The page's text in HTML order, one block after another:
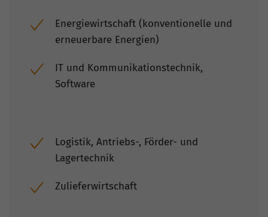
Energiewirtschaft (konventionelle und
erneuerbare Energien)
IT und Kommunikationstechnik,
Software
Logistik, Antriebs-, Förder- und
Lagertechnik
Zulieferwirtschaft